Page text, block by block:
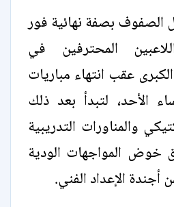
الصفوف بصفة نهائية فور
المحترفين في
عقب انتهاء مباريات
الأحد، لتبدأ بعد ذلك
والمناورات التدريبية
خوض المواجهات الودية
أجندة الإعداد الفني.